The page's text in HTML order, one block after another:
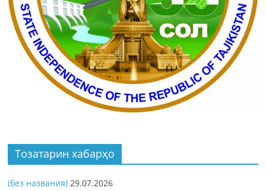
Тозатарин хабарҳо
(без названия) 29.07.2026